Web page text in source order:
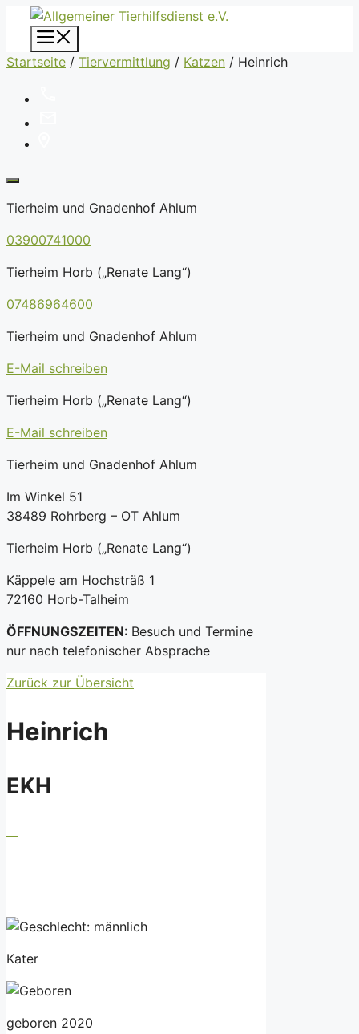
Zum
Inhalt
springen
Startseite / Tiervermittlung / Katzen / Heinrich
Tierheim und Gnadenhof Ahlum
03900741000
Tierheim Horb („Renate Lang“)
07486964600
Tierheim und Gnadenhof Ahlum
E-Mail schreiben
Tierheim Horb („Renate Lang“)
E-Mail schreiben
Tierheim und Gnadenhof Ahlum
Im Winkel 51
38489 Rohrberg – OT Ahlum
Tierheim Horb („Renate Lang“)
Käppele am Hochsträß 1
72160 Horb-Talheim
ÖFFNUNGSZEITEN: Besuch und Termine
nur nach telefonischer Absprache
Zurück zur Übersicht
Heinrich
EKH
Kater
geboren 2020